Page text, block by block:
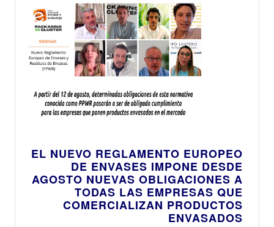
EL NUEVO REGLAMENTO EUROPEO
DE ENVASES IMPONE DESDE
AGOSTO NUEVAS OBLIGACIONES A
TODAS LAS EMPRESAS QUE
COMERCIALIZAN PRODUCTOS
ENVASADOS